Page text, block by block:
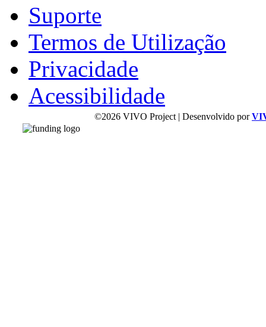
Suporte
Termos de Utilização
Privacidade
Acessibilidade
©2026 VIVO Project | Desenvolvido por